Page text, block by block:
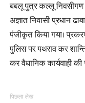
बबलू पुत्र कल्लू निवसीगण
अज्ञात निवासी प्रधान
पंजीकृत किया गया।
पुलिस पर पथराव कर
कर वैधानिक कार्यवाही की
पिछला लेख